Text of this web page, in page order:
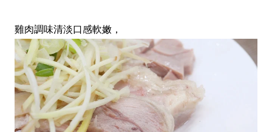
雞肉調味清淡口感軟嫩，